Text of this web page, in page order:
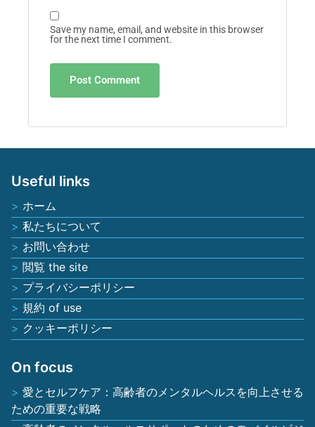
Save my name, email, and website in this browser
for the next time I comment.
Useful links
ホーム
私たちについて
お問い合わせ
閲覧 the site
プライバシーポリシー
規約 of use
クッキーポリシー
On focus
愛とセルフケア：高齢者のメンタルヘルスを向上させる
ための重要な戦略